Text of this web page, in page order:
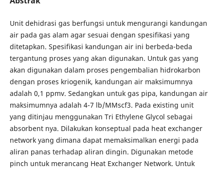
Unit dehidrasi gas berfungsi untuk mengurangi kandungan
air pada gas alam agar sesuai dengan spesifikasi yang
ditetapkan. Spesifikasi kandungan air ini berbeda-beda
tergantung proses yang akan digunakan. Untuk gas yang
akan digunakan dalam proses pengembalian hidrokarbon
dengan proses kriogenik, kandungan air maksimumnya
adalah 0,1 ppmv. Sedangkan untuk gas pipa, kandungan air
maksimumnya adalah 4-7 lb/MMscf3. Pada existing unit
yang ditinjau menggunakan Tri Ethylene Glycol sebagai
absorbent nya. Dilakukan konseptual pada heat exchanger
network yang dimana dapat memaksimalkan energi pada
aliran panas terhadap aliran dingin. Digunakan metode
pinch untuk merancang Heat Exchanger Network. Untuk